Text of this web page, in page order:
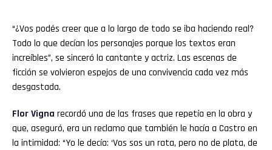
“¿Vos podés creer que a lo largo de todo se iba haciendo real?
Todo lo que decían los personajes porque los textos eran
increíbles”, se sinceró la cantante y actriz. Las escenas de
ficción se volvieron espejos de una convivencia cada vez más
desgastada.
FlorVigna recordó una de las frases que repetía en la obra y
que, aseguró, era un reclamo que también le hacía a Castro en
la intimidad: “Yo le decía: ‘Vos sos un rata, pero no de plata, de